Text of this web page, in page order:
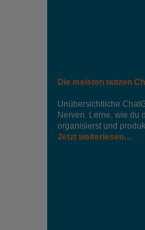
Die meisten nutzen
Unübersichtliche
Nerven. Lerne, wie du
organisierst und
Jetzt weiterlesen…